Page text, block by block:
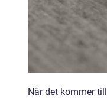
När det kommer